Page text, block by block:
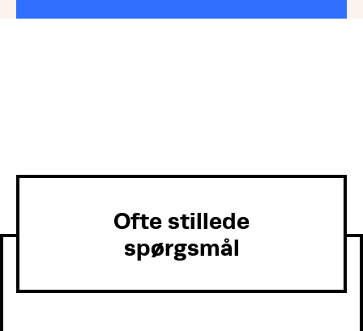
Ofte stillede
spørgsmål